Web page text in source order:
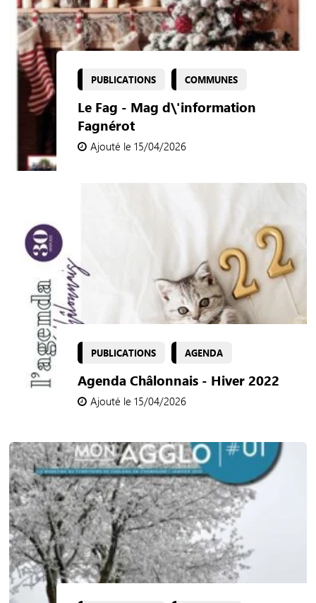
PUBLICATIONS COMMUNES
Le Fag - Mag d\'information
Fagnérot
Ajouté le 15/04/2026
PUBLICATIONS AGENDA
Agenda Châlonnais - Hiver 2022
Ajouté le 15/04/2026